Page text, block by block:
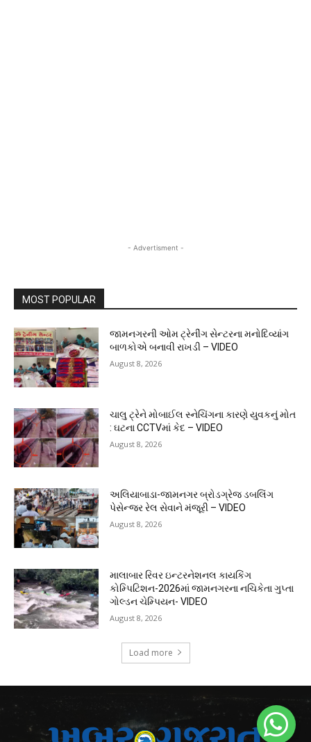
- Advertisment -
MOST POPULAR
જામનગરની ઓમ ટ્રેનીંગ સેન્ટરના મનોદિવ્યાંગ
બાળકોએ બનાવી રાખડી – VIDEO
August 8, 2026
ચાલુ ટ્રેને મોબાઈલ સ્નેચિંગના કારણે યુવકનું મોત
: ઘટના CCTVમાં કેદ – VIDEO
August 8, 2026
અલિયાબાડા-જામનગર બ્રોડગ્રેજ ડબલિંગ
પેસેન્જર રેલ સેવાને મંજૂરી – VIDEO
August 8, 2026
માલાબાર રિવર ઇન્ટરનેશનલ કાયકિંગ
કોમ્પિટિશન-2026માં જામનગરના નચિકેતા ગુપ્તા
ગોલ્ડન ચેમ્પિયન- VIDEO
August 8, 2026
Load more